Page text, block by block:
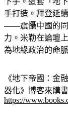
下手。這套「地
手打造。拜登延
——震懾中國的同
力。米勒在論壇
《地下帝國：金
器化》博客來購